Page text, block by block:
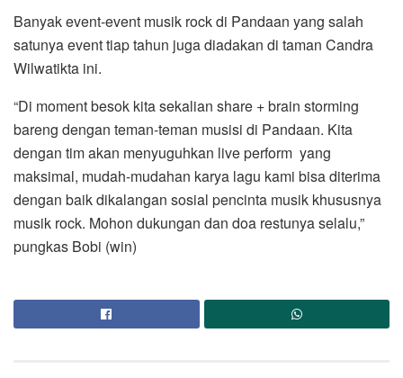
Banyak event-event musik rock di Pandaan yang salah
satunya event tiap tahun juga diadakan di taman Candra
Wilwatikta ini.
“Di moment besok kita sekalian share + brain storming
bareng dengan teman-teman musisi di Pandaan. Kita
dengan tim akan menyuguhkan live perform yang
maksimal, mudah-mudahan karya lagu kami bisa diterima
dengan baik dikalangan sosial pencinta musik khususnya
musik rock. Mohon dukungan dan doa restunya selalu,”
pungkas Bobi (win)